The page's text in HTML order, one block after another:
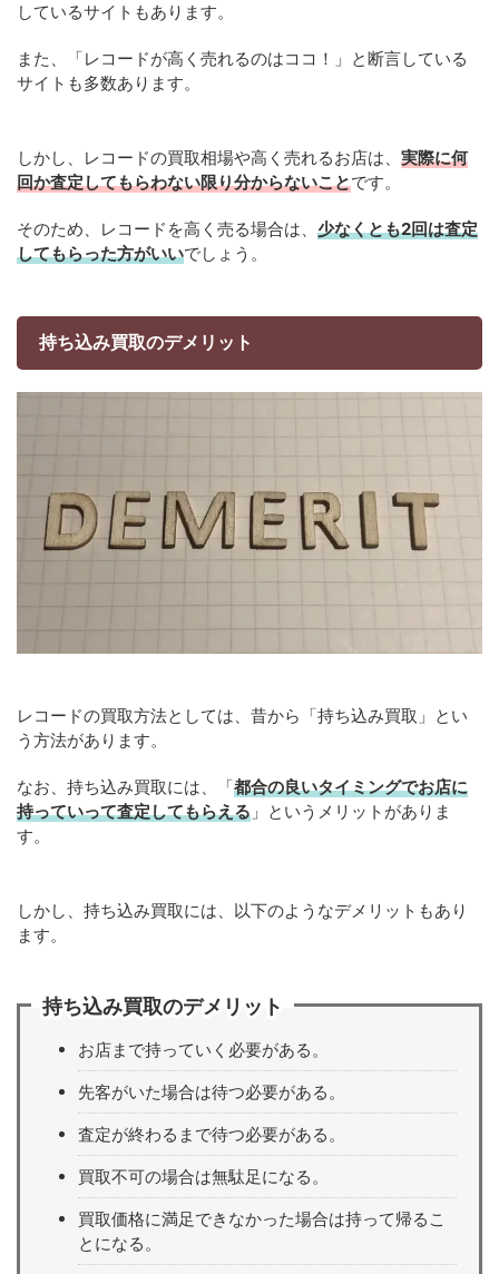
しているサイトもあります。
また、「レコードが高く売れるのはココ！」と断言している
サイトも多数あります。
しかし、レコードの買取相場や高く売れるお店は、 実際に何
回か査定してもらわない限り分からないことです。
そのため、レコードを高く売る場合は、 少なくとも2回は査定
してもらった方がいいでしょう。
持ち込み買取のデメリット
レコードの買取方法としては、昔から「持ち込み買取」とい
う方法があります。
なお、持ち込み買取には、「都合の良いタイミングでお店に
持っていって査定してもらえる 」というメリットがありま
す。
しかし、持ち込み買取には、以下のようなデメリットもあり
ます。
持ち込み買取のデメリット
お店まで持っていく必要がある。
先客がいた場合は待つ必要がある。
査定が終わるまで待つ必要がある。
買取不可の場合は無駄足になる。
買取価格に満足できなかった場合は持って帰るこ
とになる。